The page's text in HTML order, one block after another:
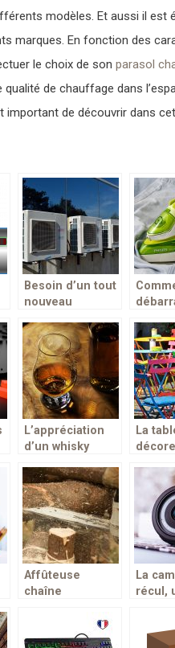
modèles. Et aussi il est
marques. En fonction des
le choix de son parasol
de chauffage dans
important de découvrir dans
Besoin d’un tout
nouveau
Voici la solution
ultime
sur
L’appréciation
d’un whisky
type de verre?
La
Affûteuse
chaîne
d’effcacité
La
récul,